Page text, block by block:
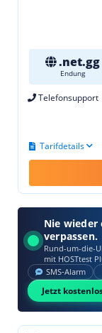
.net.gg
Endung
Telefonsupport
Tarifdetails
Nie wieder
verpassen.
Rund-um-die-
mit HOSTtest
SMS‑Alarm
Jetzt